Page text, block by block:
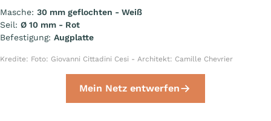
Masche: 30 mm geflochten - Weiß
Seil: Ø 10 mm - Rot
Befestigung: Augplatte
Kredite: Foto: Giovanni Cittadini Cesi - Architekt: Camille Chevrier
Mein Netz entwerfen